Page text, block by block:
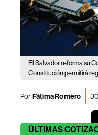
El Salvador reforma su
Constitución permitirá
PorFátima Romero
ÚLTIMAS